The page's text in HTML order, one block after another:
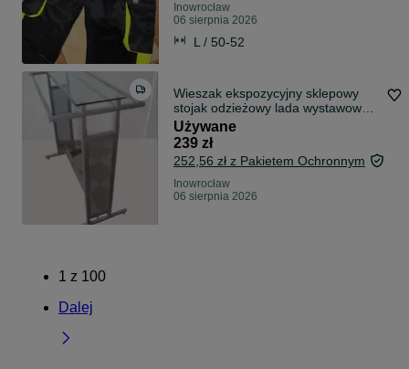
Inowrocław
06 sierpnia 2026
L / 50-52
Wieszak ekspozycyjny sklepowy
stojak odzieżowy lada wystawowa
do sklepu 144 x 117 z półka
szklaną
Używane
239 zł
252,56 zł z Pakietem Ochronnym
Inowrocław
06 sierpnia 2026
1 z 100
Dalej